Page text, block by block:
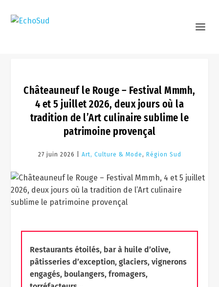
Châteauneuf le Rouge – Festival Mmmh,
4 et 5 juillet 2026, deux jours où la
tradition de l’Art culinaire sublime le
patrimoine provençal
27 juin 2026 | Art, Culture & Mode , Région Sud
Restaurants étoilés, bar à huile d’olive,
pâtisseries d’exception, glaciers, vignerons
engagés, boulangers, fromagers,